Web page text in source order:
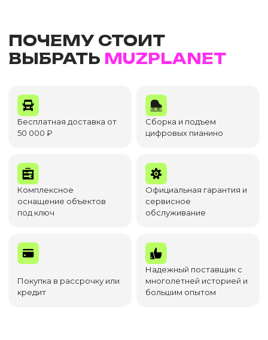
ПОЧЕМУ СТОИТ
ВЫБРАТЬ MUZPLANET
Бесплатная доставка от
50 000 ₽
Сборка и подъем
цифровых пианино
Комплексное
оснащение объектов
под ключ
Официальная гарантия и
сервисное
обслуживание
Покупка в рассрочку или
кредит
Надежный поставщик с
многолетней историей и
большим опытом